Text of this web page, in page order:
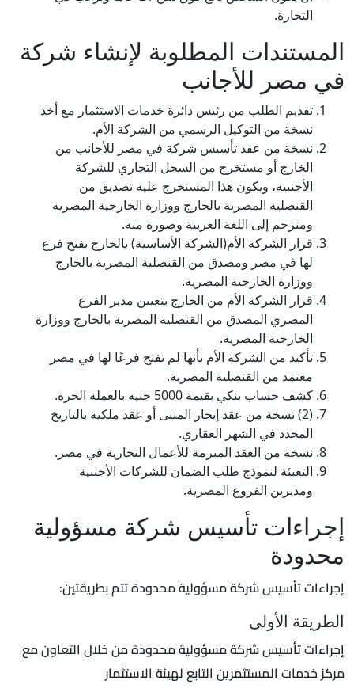
التجارة.
المستندات المطلوبة لإنشاء شركة
في مصر للأجانب
تقديم الطلب من رئيس دائرة خدمات الاستثمار مع أخذ
نسخة من التوكيل الرسمي من الشركة الأم.
نسخة من عقد تأسيس شركة في مصر للأجانب من
الخارج أو مستخرج من السجل التجاري للشركة
الأجنبية، ويكون هذا المستخرج عليه تصديق من
القنصلية المصرية بالخارج ووزارة الخارجية المصرية
ومترجم إلى اللغة العربية وصورة منه.
قرار الشركة الأم(الشركة الأساسية) بالخارج بفتح فرع
لها في مصر ومصدق من القنصلية المصرية بالخارج
ووزارة الخارجية المصرية.
قرار الشركة الأم من الخارج بتعيين مدير الفرع
المصري المصدق من القنصلية المصرية بالخارج ووزارة
الخارجية المصرية.
تأكيد من الشركة الأم بأنها لم تفتح فرعًا لها في مصر
معتمد من القنصلية المصرية.
كشف حساب بنكي بقيمة 5000 جنيه بالعملة الحرة.
(2) نسخة من عقد إيجار المبنى أو عقد ملكية بالتاريخ
المحدد في الشهر العقاري.
نسخة من العقد المبرمة للأعمال التجارية في مصر.
التعبئة لنموذج طلب الضمان للشركات الأجنبية
ومديرين الفروع المصرية.
إجراءات تأسيس شركة مسؤولية
محدودة
إجراءات تأسيس شركة مسؤولية محدودة تتم بطريقتين:
الطريقة الأولى
إجراءات تأسيس شركة مسؤولية محدودة من خلال التعاون مع
مركز خدمات المستثمرين التابع لهيئة الاستثمار